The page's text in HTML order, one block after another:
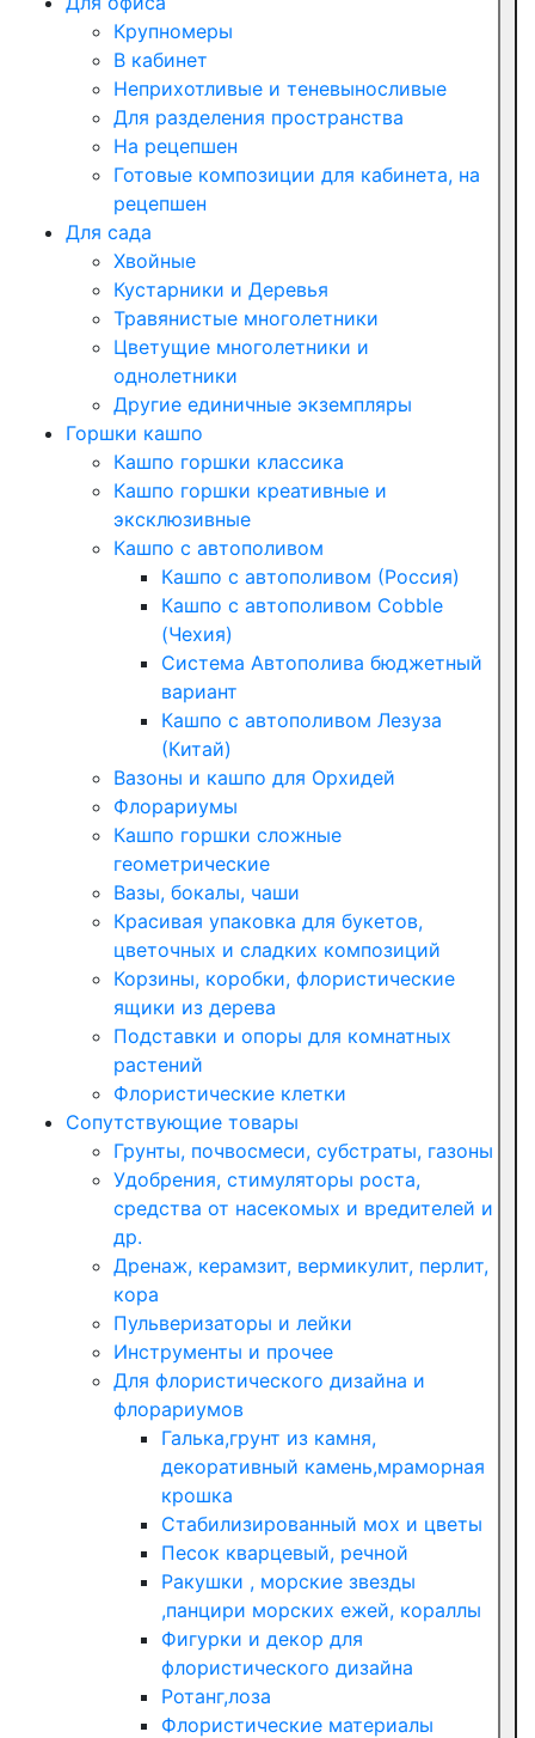
Крупномеры
В кабинет
Неприхотливые и теневыносливые
Для разделения пространства
На рецепшен
Готовые композиции для кабинета, на
рецепшен
Для сада
Хвойные
Кустарники и Деревья
Травянистые многолетники
Цветущие многолетники и
однолетники
Другие единичные экземпляры
Горшки кашпо
Кашпо горшки классика
Кашпо горшки креативные и
эксклюзивные
Кашпо с автополивом
Кашпо с автополивом (Россия)
Кашпо с автополивом Cobble
(Чехия)
Система Автополива бюджетный
вариант
Кашпо с автополивом Лезуза
(Китай)
Вазоны и кашпо для Орхидей
Флорариумы
Кашпо горшки сложные
геометрические
Вазы, бокалы, чаши
Красивая упаковка для букетов,
цветочных и сладких композиций
Корзины, коробки, флористические
ящики из дерева
Подставки и опоры для комнатных
растений
Флористические клетки
Сопутствующие товары
Грунты, почвосмеси, субстраты, газоны
Удобрения, стимуляторы роста,
средства от насекомых и вредителей и
др.
Дренаж, керамзит, вермикулит, перлит,
кора
Пульверизаторы и лейки
Инструменты и прочее
Для флористического дизайна и
флорариумов
Галька,грунт из камня,
декоративный камень,мраморная
крошка
Стабилизированный мох и цветы
Песок кварцевый, речной
Ракушки , морские звезды
,панцири морских ежей, кораллы
Фигурки и декор для
флористического дизайна
Ротанг,лоза
Флористические материалы